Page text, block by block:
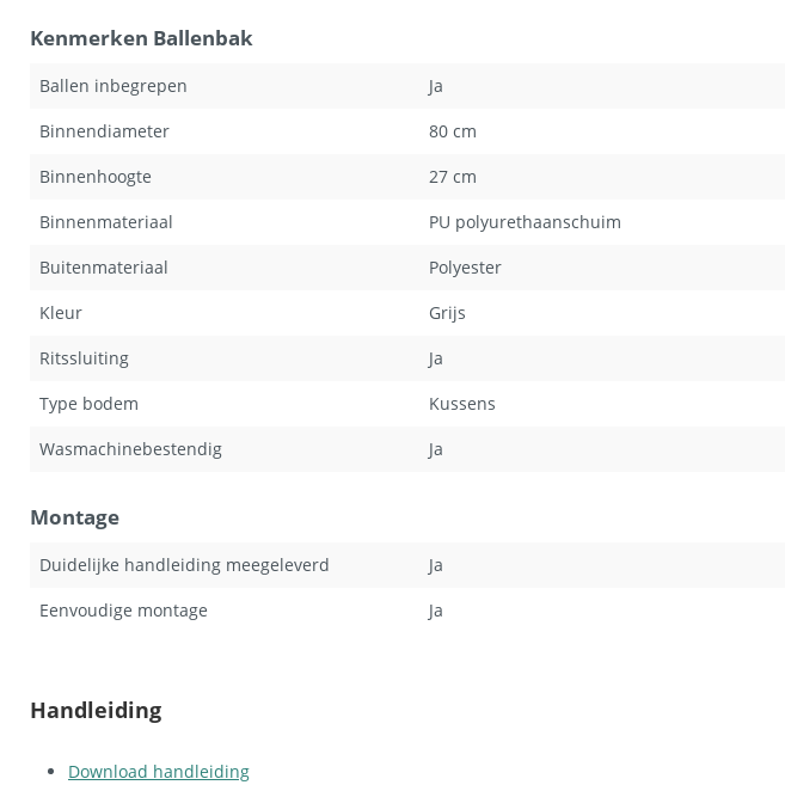
Kenmerken Ballenbak
Ballen inbegrepen
Ja
Binnendiameter
80 cm
Binnenhoogte
27 cm
Binnenmateriaal
PU polyurethaanschuim
Buitenmateriaal
Polyester
Kleur
Grijs
Ritssluiting
Ja
Type bodem
Kussens
Wasmachinebestendig
Ja
Montage
Duidelijke handleiding meegeleverd
Ja
Eenvoudige montage
Ja
Handleiding
Download handleiding